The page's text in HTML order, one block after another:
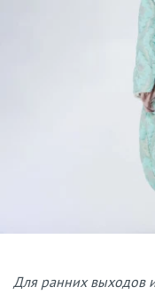
Для ранних выходов